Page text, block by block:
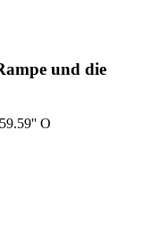
und die
O